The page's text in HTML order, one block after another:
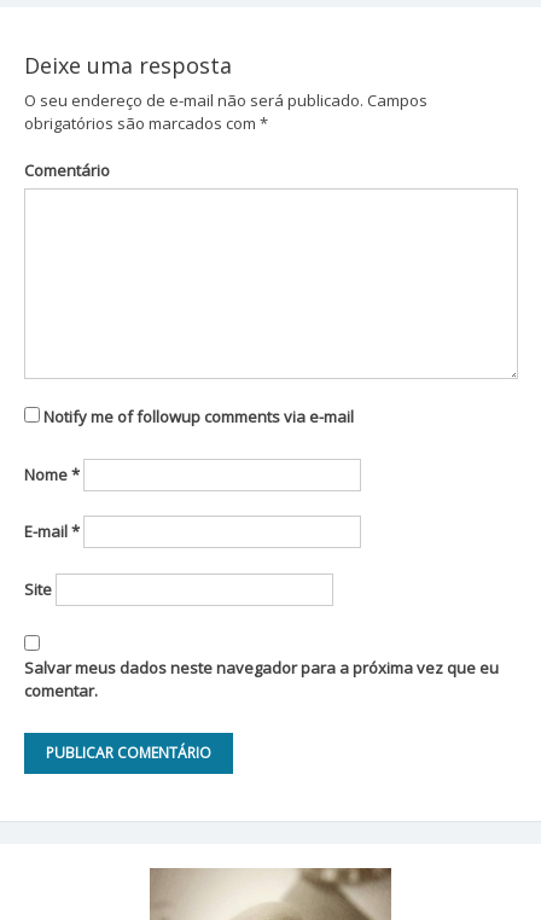
Deixe uma resposta
O seu endereço de e-mail não será publicado. Campos
obrigatórios são marcados com *
Comentário
Notify me of followup comments via e-mail
Nome*
E-mail*
Site
Salvar meus dados neste navegador para a próxima vez que eu
comentar.